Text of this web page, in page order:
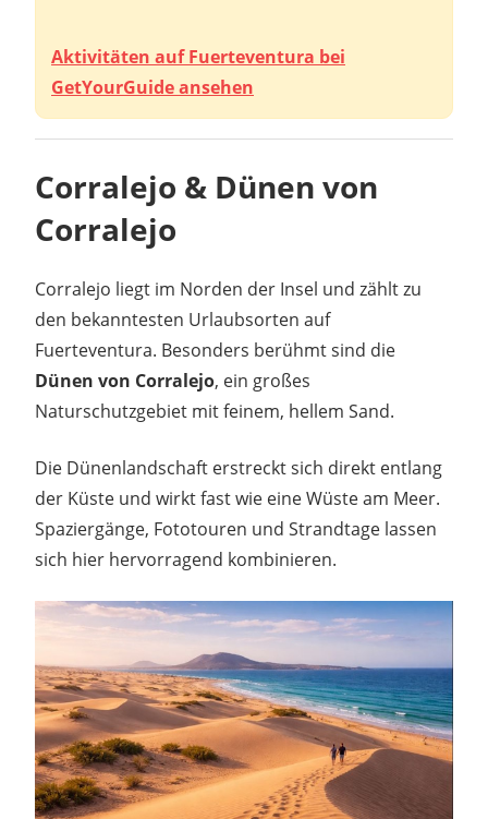
Aktivitäten auf Fuerteventura bei
GetYourGuide ansehen
Corralejo & Dünen von
Corralejo
Corralejo liegt im Norden der Insel und zählt zu
den bekanntesten Urlaubsorten auf
Fuerteventura. Besonders berühmt sind die
Dünen von Corralejo, ein großes
Naturschutzgebiet mit feinem, hellem Sand.
Die Dünenlandschaft erstreckt sich direkt entlang
der Küste und wirkt fast wie eine Wüste am Meer.
Spaziergänge, Fototouren und Strandtage lassen
sich hier hervorragend kombinieren.